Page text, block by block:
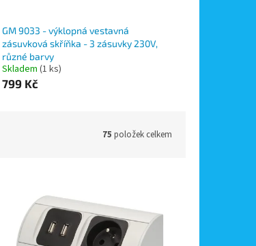
GM 9033 - výklopná vestavná
zásuvková skříňka - 3 zásuvky 230V,
různé barvy
Skladem (1 ks)
799 Kč
75 položek celkem